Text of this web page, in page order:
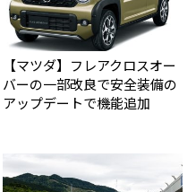
【マツダ】フレアクロスオー
バーの一部改良で安全装備の
アップデートで機能追加